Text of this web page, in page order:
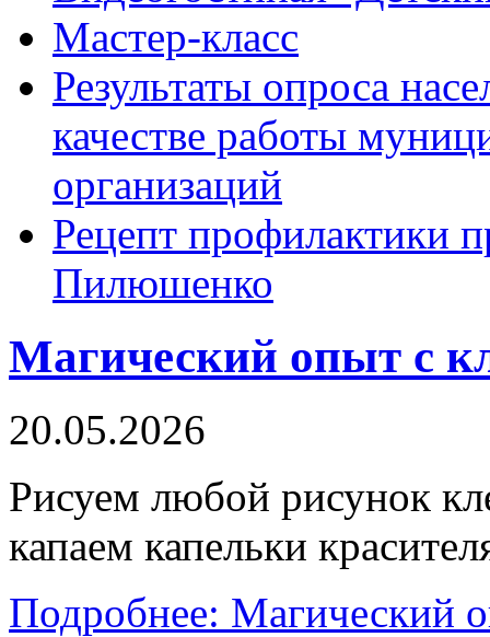
Мастер-класс
Результаты опроса
качестве работы
организаций
Рецепт профилактики
Пилюшенко
Магический опыт с
20.05.2026
Рисуем любой рисунок
капаем капельки
Подробнее: Магический